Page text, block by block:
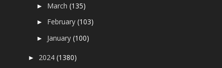
► March(135)
► February(103)
► January(100)
► 2024(1380)